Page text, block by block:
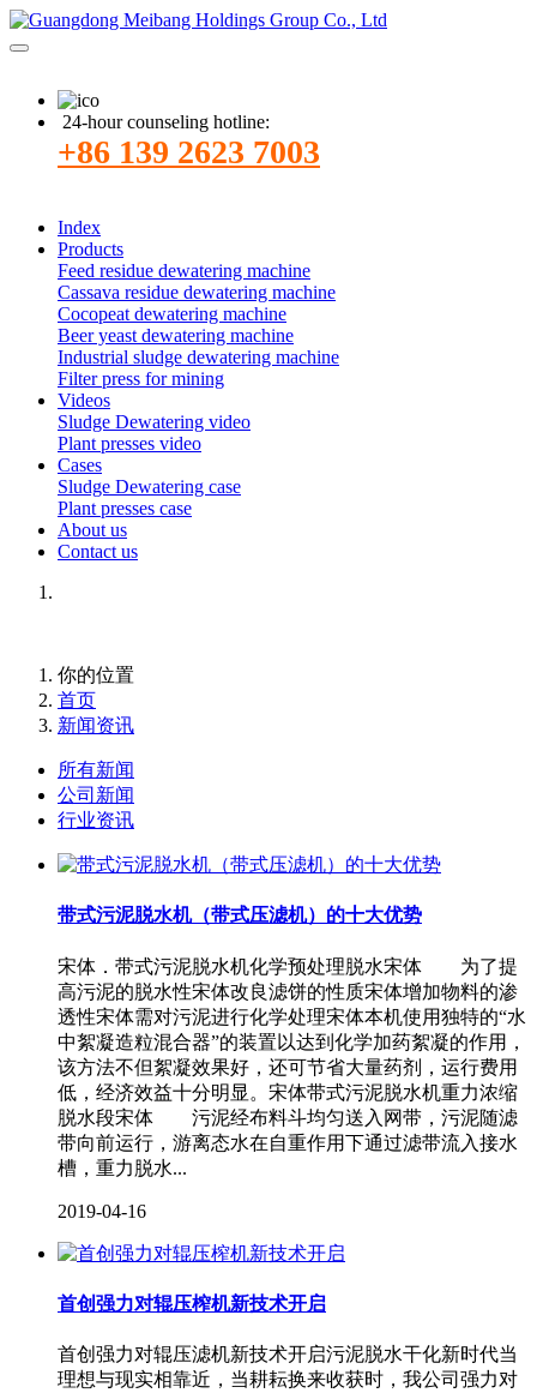
24-hour counseling hotline:
+86 139 2623 7003
Index
Products
Feed residue dewatering machine
Cassava residue dewatering machine
Cocopeat dewatering machine
Beer yeast dewatering machine
Industrial sludge dewatering machine
Filter press for mining
Videos
Sludge Dewatering video
Plant presses video
Cases
Sludge Dewatering case
Plant presses case
About us
Contact us
你的位置
首页
新闻资讯
所有新闻
公司新闻
行业资讯
带式污泥脱水机（带式压滤机）的十大优势
宋体．带式污泥脱水机化学预处理脱水宋体 为了提
高污泥的脱水性宋体改良滤饼的性质宋体增加物料的渗
透性宋体需对污泥进行化学处理宋体本机使用独特的“水
中絮凝造粒混合器”的装置以达到化学加药絮凝的作用，
该方法不但絮凝效果好，还可节省大量药剂，运行费用
低，经济效益十分明显。宋体带式污泥脱水机重力浓缩
脱水段宋体 污泥经布料斗均匀送入网带，污泥随滤
带向前运行，游离态水在自重作用下通过滤带流入接水
槽，重力脱水...
2019-04-16
首创强力对辊压榨机新技术开启
首创强力对辊压滤机新技术开启污泥脱水干化新时代当
理想与现实相靠近，当耕耘换来收获时，我公司强力对